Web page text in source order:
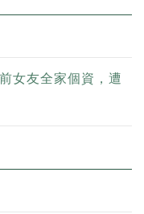
女友全家個資，遭